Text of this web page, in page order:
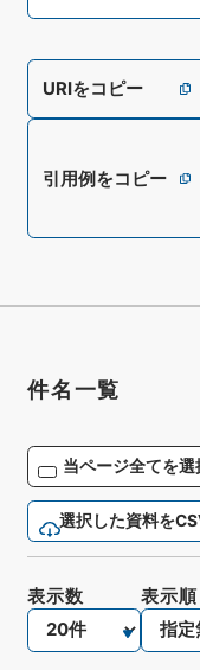
URIをコピー
引用例をコピー
件名一覧
当ページ全てを
選択した資料を
表示数 表示順